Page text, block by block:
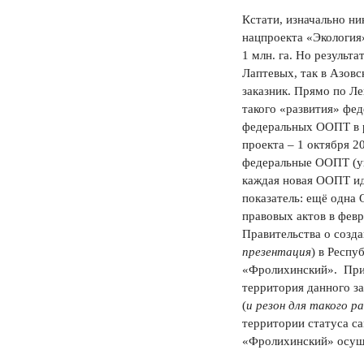
Кстати, изначально
нацпроекта
1 млн. га. Но
Лаптевых, так в
заказник. Прямо по
такого «развития»
федеральных ООПТ в
проекта – 1 октября
федеральные ООПТ
каждая новая ООПТ
показатель: ещё
правовых актов в
Правительства о
презентация) в
«Фролихинский».
территория данного
(и резон для такого
территории статуса
«Фролихинский»